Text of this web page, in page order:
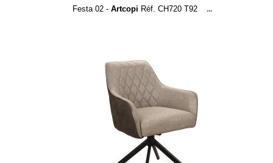
Festa 02 - Artcopi Réf. CH720 T92 ...